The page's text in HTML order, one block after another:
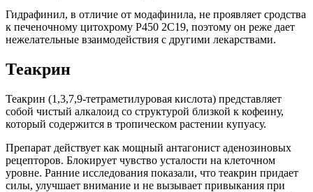
Гидрафинил, в отличие от модафинила, не проявляет сродства
к печеночному цитохрому P450 2C19, поэтому он реже дает
нежелательные взаимодействия с другими лекарствами.
Теакрин
Теакрин (1,3,7,9-тетраметилуровая кислота) представляет
собой чистый алкалоид со структурой близкой к кофеину,
который содержится в тропическом растении купуасу.
Препарат действует как мощный антагонист аденозиновых
рецепторов. Блокирует чувство усталости на клеточном
уровне. Ранние исследования показали, что теакрин придает
силы, улучшает внимание и не вызывает привыкания при